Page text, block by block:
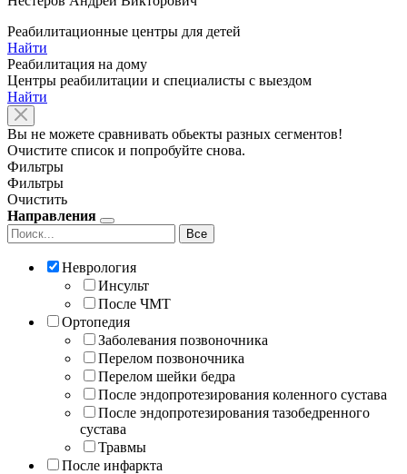
Реабилитационные центры для детей
Найти
Реабилитация на дому
Центры реабилитации и специалисты с выездом
Найти
Вы не можете сравнивать обьекты разных сегментов!
Очистите список и попробуйте снова.
Фильтры
Фильтры
Очистить
Направления
Все
Неврология
Инсульт
После ЧМТ
Ортопедия
Заболевания позвоночника
Перелом позвоночника
Перелом шейки бедра
После эндопротезирования коленного сустава
После эндопротезирования тазобедренного
сустава
Травмы
После инфаркта